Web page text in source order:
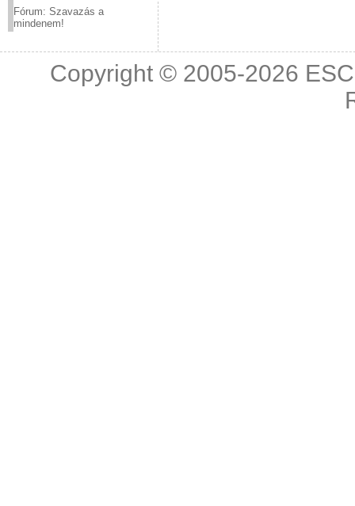
Fórum: Szavazás a
mindenem!
Copyright © 2005-2026